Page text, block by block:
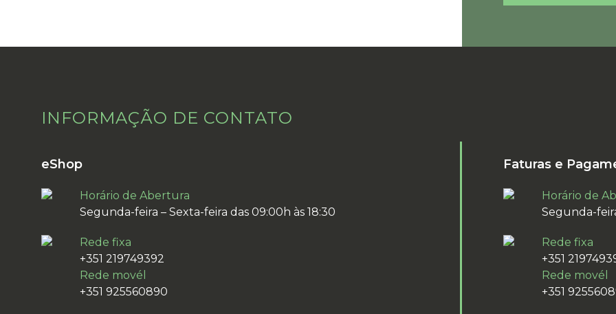
INFORMAÇÃO DE CONTATO
eShop
Horário de Abertura
Segunda-feira – Sexta-feira das 09:00h às 18:30
Rede fixa
+351 219749392
Rede movél
+351 925560890
Faturas e
Horário de
Segunda-
Rede fixa
+351
Rede movél
+351